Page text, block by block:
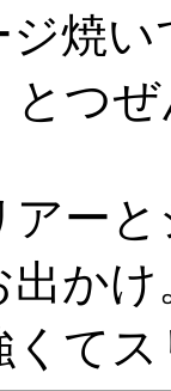
焼
とつ
アー
出かけ
て